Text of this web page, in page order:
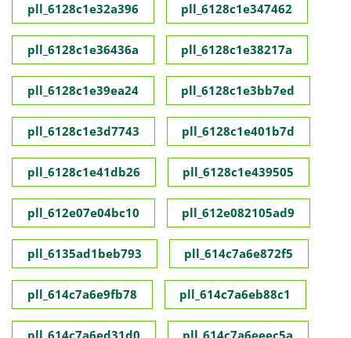
pll_6128c1e32a396 pll_6128c1e347462
pll_6128c1e36436a pll_6128c1e38217a
pll_6128c1e39ea24 pll_6128c1e3bb7ed
pll_6128c1e3d7743 pll_6128c1e401b7d
pll_6128c1e41db26 pll_6128c1e439505
pll_612e07e04bc10 pll_612e082105ad9
pll_6135ad1beb793 pll_614c7a6e872f5
pll_614c7a6e9fb78 pll_614c7a6eb88c1